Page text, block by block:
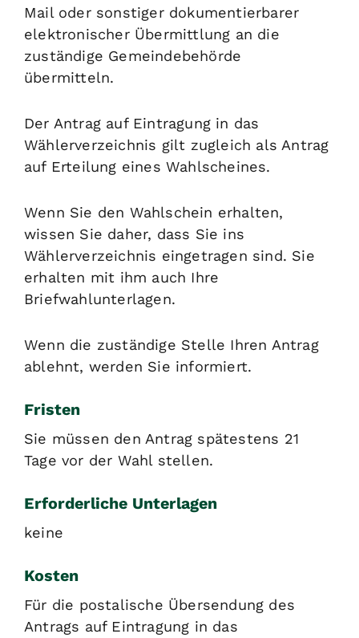
Mail oder sonstiger dokumentierbarer
elektronischer Übermittlung an die
zuständige Gemeindebehörde
übermitteln.
Der Antrag auf Eintragung in das
Wählerverzeichnis gilt zugleich als Antrag
auf Erteilung eines Wahlscheines.
Wenn Sie den Wahlschein erhalten,
wissen Sie daher, dass Sie ins
Wählerverzeichnis eingetragen sind. Sie
erhalten mit ihm auch Ihre
Briefwahlunterlagen.
Wenn die zuständige Stelle Ihren Antrag
ablehnt, werden Sie informiert.
Fristen
Sie müssen den Antrag spätestens 21
Tage vor der Wahl stellen.
Erforderliche Unterlagen
keine
Kosten
Für die postalische Übersendung des
Antrags auf Eintragung in das